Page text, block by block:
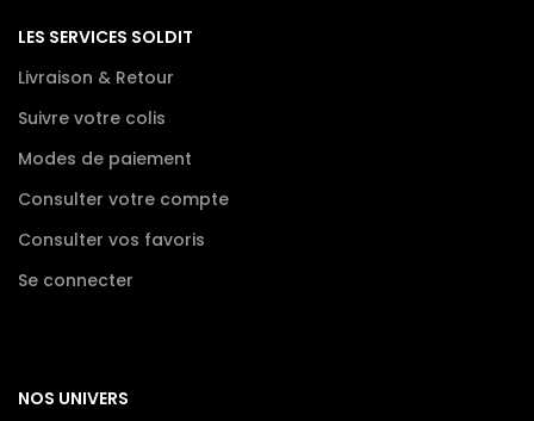
LES SERVICES SOLDIT
Livraison & Retour
Suivre votre colis
Modes de paiement
Consulter votre compte
Consulter vos favoris
Se connecter
NOS UNIVERS